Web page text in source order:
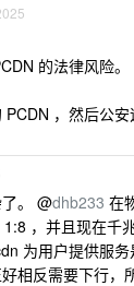
的法律风险。
，然后公
。 @dhb233 在
，并且现在千
为用户提供服
相反需要下行，